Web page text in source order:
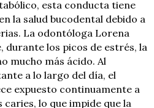
esta conducta tiene
la salud bucodental debido a
La odontóloga Lorena
durante los picos de estrés, la
mucho más ácido. Al
a lo largo del día, el
expuesto continuamente a
caries, lo que impide que la